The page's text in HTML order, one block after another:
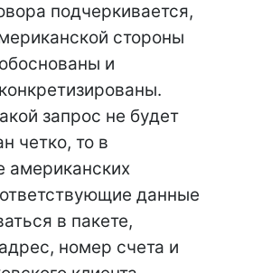
подчеркивается,
стороны
и
запрос не будет
четко, то в
американских
данные
в пакете,
номер счета и